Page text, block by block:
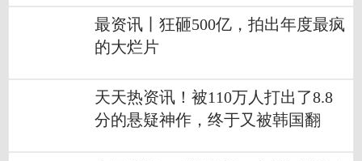
最资讯丨狂砸500亿，拍出年度最疯
的大烂片
天天热资讯！被110万人打出了8.8
分的悬疑神作，终于又被韩国翻